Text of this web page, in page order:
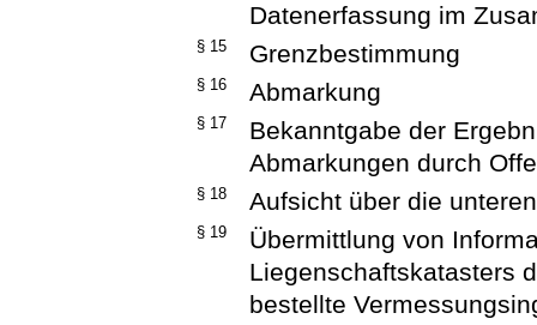
Datenerfassung im
§ 15 Grenzbestimmung
§ 16 Abmarkung
§ 17
Bekanntgabe der
Abmarkungen durch
§ 18 Aufsicht über die
§ 19
Übermittlung von
Liegenschaftskatasters
bestellte